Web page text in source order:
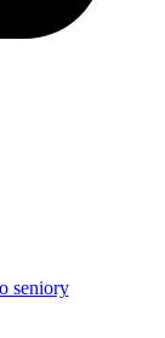
seniory